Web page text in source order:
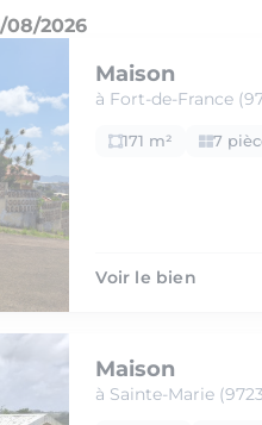
08/2026
Maison
à Fort-de-France
171 m² 7
Voir le bien
Maison
à Sainte-Marie